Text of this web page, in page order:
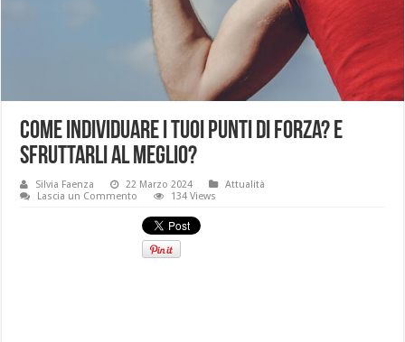
Come individuare i tuoi punti di forza? E
sfruttarli al meglio?
Silvia Faenza 22 Marzo 2024
Attualità
Lascia un Commento
134 Views